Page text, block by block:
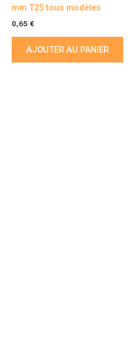
mm T25 tous modèles
0,65 €
AJOUTER AU PANIER